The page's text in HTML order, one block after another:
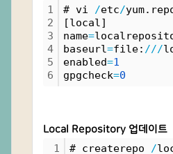
1
2
3
4
5
6
# vi /etc/
[local]
name=
baseurl=file: ///
enabled=1
gpgcheck=0
Local Repository 업데이트
1
# createrepo /